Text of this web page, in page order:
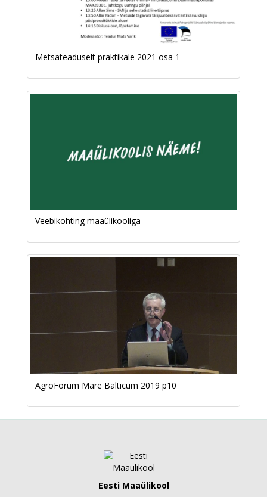
Metsateaduselt praktikale 2021 osa 1
Veebikohting maaülikooliga
AgroForum Mare Balticum 2019 p10
Eesti Maaülikool